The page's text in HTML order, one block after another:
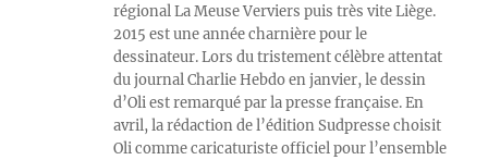
régional La Meuse Verviers puis très vite Liège.
2015 est une année charnière pour le
dessinateur. Lors du tristement célèbre attentat
du journal Charlie Hebdo en janvier, le dessin
d’Oli est remarqué par la presse française. En
avril, la rédaction de l’édition Sudpresse choisit
Oli comme caricaturiste officiel pour l’ensemble